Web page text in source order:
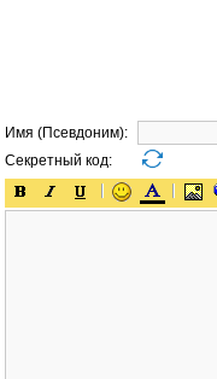
Имя (Псевдоним):
Секретный код: